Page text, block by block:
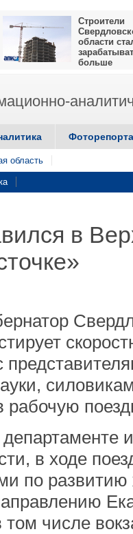
Строители
области
больше
область
в
рабочую
в ходе
по
том числе